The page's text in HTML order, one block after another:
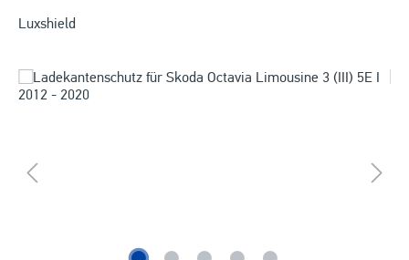
Luxshield